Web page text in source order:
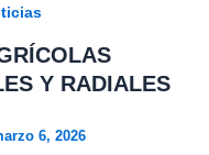
Y RADIALES
6, 2026